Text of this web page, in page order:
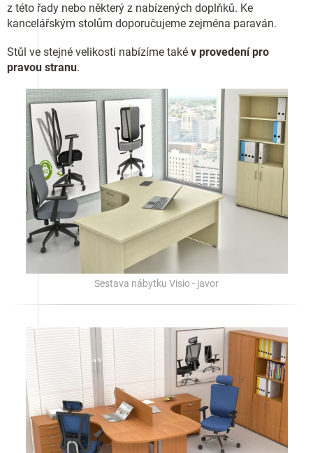
z této řady nebo některý z nabízených doplňků. Ke
kancelářským stolům doporučujeme zejména paraván.
Stůl ve stejné velikosti nabízíme také v provedení pro
pravou stranu.
Sestava nábytku Visio - javor